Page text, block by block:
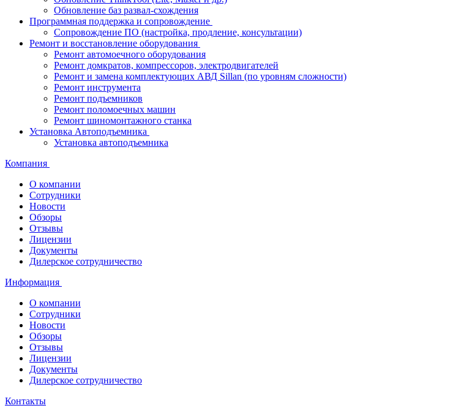
Обновление баз развал-схождения
Программная поддержка и сопровождение
Сопровождение ПО (настройка, продление, консультации)
Ремонт и восстановление оборудования
Ремонт автомоечного оборудования
Ремонт домкратов, компрессоров, электродвигателей
Ремонт и замена комплектующих АВД Sillan (по уровням сложности)
Ремонт инструмента
Ремонт подъемников
Ремонт поломоечных машин
Ремонт шиномонтажного станка
Установка Автоподъемника
Установка автоподъемника
Компания
О компании
Сотрудники
Новости
Обзоры
Отзывы
Лицензии
Документы
Дилерское сотрудничество
Информация
О компании
Сотрудники
Новости
Обзоры
Отзывы
Лицензии
Документы
Дилерское сотрудничество
Контакты